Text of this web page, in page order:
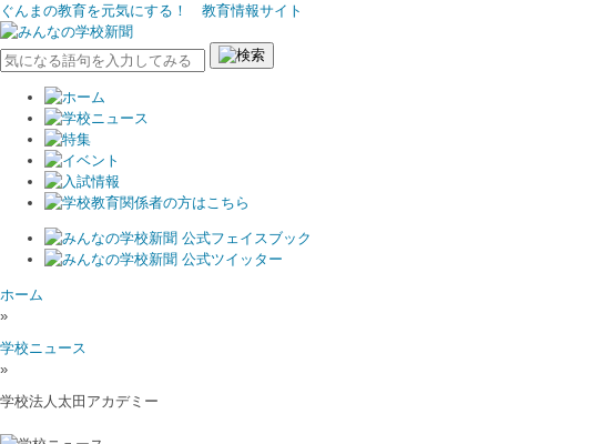
ぐんまの教育を元気にする！ 教育情報サイト
ホーム
»
学校ニュース
»
学校法人太田アカデミー